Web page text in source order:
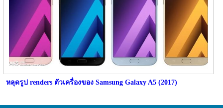
หลุดรูป renders ตัวเครื่องของ Samsung Galaxy A5 (2017)